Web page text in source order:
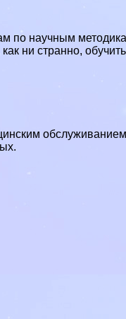
по научным
ни странно,
обслуживанием